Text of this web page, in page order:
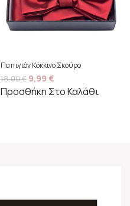
Παπιγιόν Κόκκινο Σκούρο
18,00€ 9,99 €
Προσθήκη Στο Καλάθι